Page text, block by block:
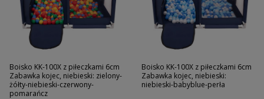
Boisko KK-100X z piłeczkami 6cm
Zabawka kojec, niebieski: zielony-
żółty-niebieski-czerwony-
pomarańcz
Boisko KK-100X z piłeczkami 6cm
Zabawka kojec, niebieski:
niebieski-babyblue-perła